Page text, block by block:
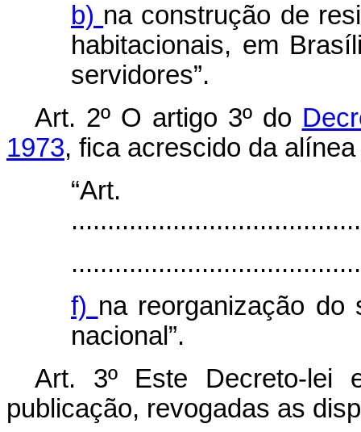
b) na construção de
habitacionais, em
servidores”.
Art. 2º O artigo 3º do
1973, fica acrescido da
f) na reorganização do
nacional”.
Art. 3º Este Decreto-lei
publicação, revogadas as